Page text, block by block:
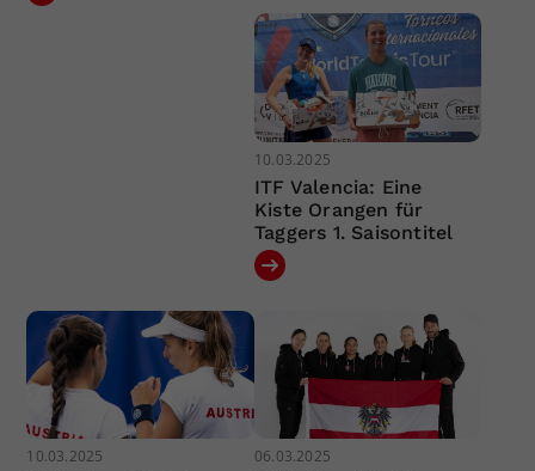
10.03.2025
ITF Valencia: Eine
Kiste Orangen für
Taggers 1. Saisontitel
10.03.2025 06.03.2025